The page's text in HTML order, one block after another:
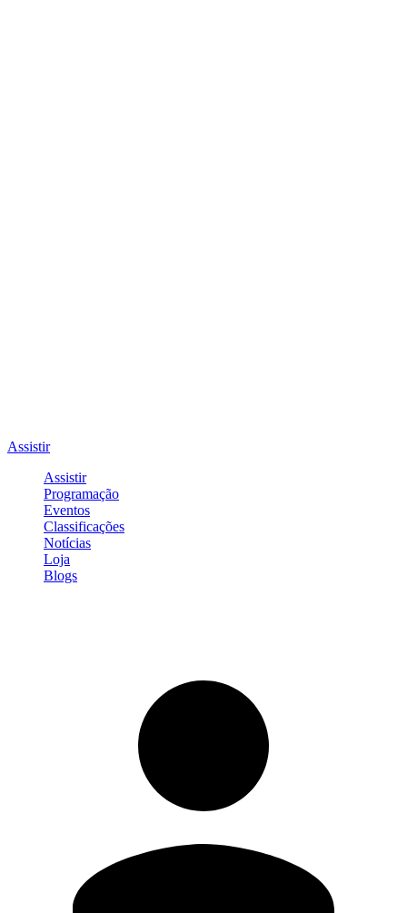
Assistir
Assistir
Programação
Eventos
Classificações
Notícias
Loja
Blogs